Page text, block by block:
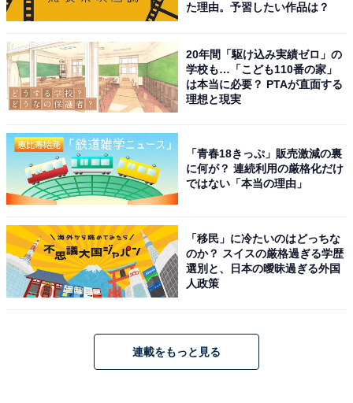
た理由。予習したい作品は？
20年間「駆け込み実績ゼロ」の
学校も…「こども110番の家」
は本当に必要？ PTAが直面する
理想と現実
「青春18きっぷ」販売激減の裏
に何が？ 連続利用の厳格化だけ
ではない「本当の理由」
「移民」に冷たいのはどっちな
のか？ スイスの厳格過ぎる学歴
選別と、日本の曖昧過ぎる外国
人政策
連載をもっと見る